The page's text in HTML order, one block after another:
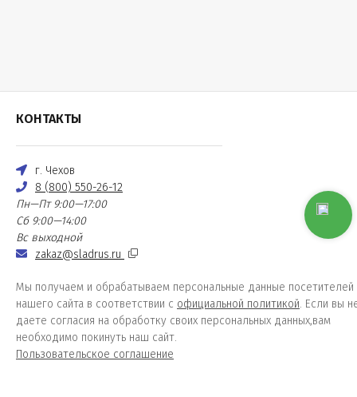
КОНТАКТЫ
г. Чехов
8 (800) 550-26-12
Пн—Пт 9:00—17:00
Сб 9:00—14:00
Вс выходной
zakaz@sladrus.ru
Мы получаем и обрабатываем персональные данные посетителей
нашего сайта в соответствии с официальной политикой. Если вы
даете согласия на обработку своих персональных данных,вам
необходимо покинуть наш сайт.
Пользовательское соглашение